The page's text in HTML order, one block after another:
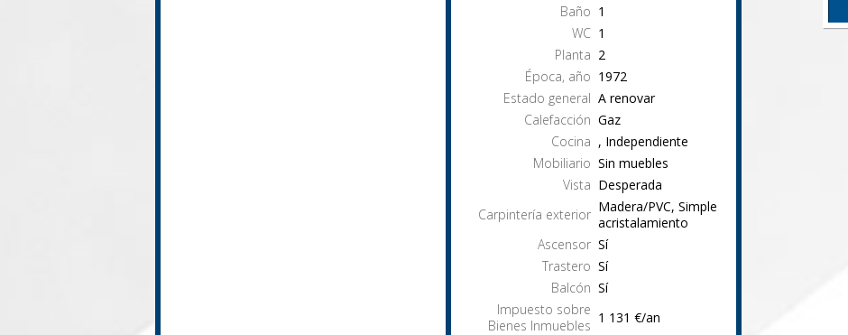
Baño 1
WC 1
Planta 2
Época, año 1972
Estado general A renovar
Calefacción Gaz
Cocina , Independiente
Mobiliario Sin muebles
Vista Desperada
Carpintería exterior Madera/PVC, Simple
acristalamiento
Ascensor Sí
Trastero Sí
Balcón Sí
Impuesto sobre
Bienes Inmuebles 1 131 €/an